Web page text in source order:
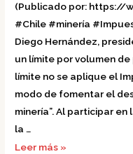
(Publicado por: https://
#Chile #minería
Diego Hernández,
un límite por volumen
límite no se aplique el
modo de fomentar el
minería”. Al participar
la …
Leer más »